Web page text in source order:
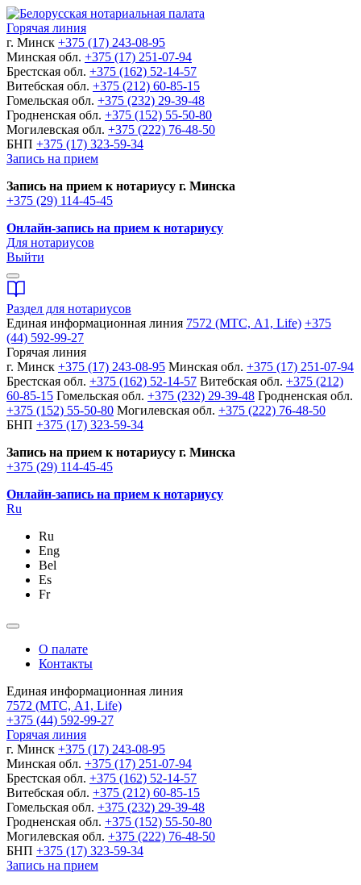
Горячая линия
г. Минск +375 (17) 243-08-95
Минская обл. +375 (17) 251-07-94
Брестская обл. +375 (162) 52-14-57
Витебская обл. +375 (212) 60-85-15
Гомельская обл. +375 (232) 29-39-48
Гродненская обл. +375 (152) 55-50-80
Могилевская обл. +375 (222) 76-48-50
БНП +375 (17) 323-59-34
Запись на прием
Запись на прием к нотариусу г. Минска
+375 (29) 114-45-45
Онлайн-запись на прием к нотариусу
Для нотариусов
Выйти
Раздел для нотариусов
Единая информационная линия 7572 (МТС, A1, Life) +375
(44) 592-99-27
Горячая линия
г. Минск +375 (17) 243-08-95 Минская обл. +375 (17) 251-07-94
Брестская обл. +375 (162) 52-14-57 Витебская обл. +375 (212)
60-85-15 Гомельская обл. +375 (232) 29-39-48 Гродненская обл.
+375 (152) 55-50-80 Могилевская обл. +375 (222) 76-48-50
БНП +375 (17) 323-59-34
Запись на прием к нотариусу г. Минска
+375 (29) 114-45-45
Онлайн-запись на прием к нотариусу
Ru
Ru
Eng
Bel
Es
Fr
О палате
Контакты
Единая информационная линия
7572 (МТС, A1, Life)
+375 (44) 592-99-27
Горячая линия
г. Минск +375 (17) 243-08-95
Минская обл. +375 (17) 251-07-94
Брестская обл. +375 (162) 52-14-57
Витебская обл. +375 (212) 60-85-15
Гомельская обл. +375 (232) 29-39-48
Гродненская обл. +375 (152) 55-50-80
Могилевская обл. +375 (222) 76-48-50
БНП +375 (17) 323-59-34
Запись на прием